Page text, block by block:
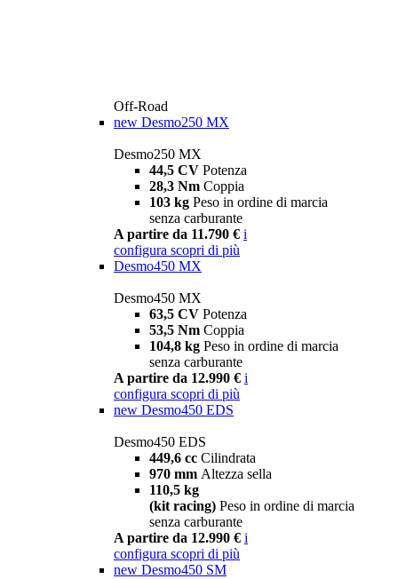
Off-Road
new Desmo250 MX
Desmo250 MX
44,5 CV Potenza
28,3 Nm Coppia
103 kg Peso in ordine di marcia
senza carburante
A partire da 11.790 € i
configura scopri di più
Desmo450 MX
Desmo450 MX
63,5 CV Potenza
53,5 Nm Coppia
104,8 kg Peso in ordine di marcia
senza carburante
A partire da 12.990 € i
configura scopri di più
new Desmo450 EDS
Desmo450 EDS
449,6 cc Cilindrata
970 mm Altezza sella
110,5 kg
(kit racing) Peso in ordine di marcia
senza carburante
A partire da 12.990 € i
configura scopri di più
new Desmo450 SM